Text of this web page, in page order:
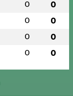
0 0
0 0
0 0
0 0